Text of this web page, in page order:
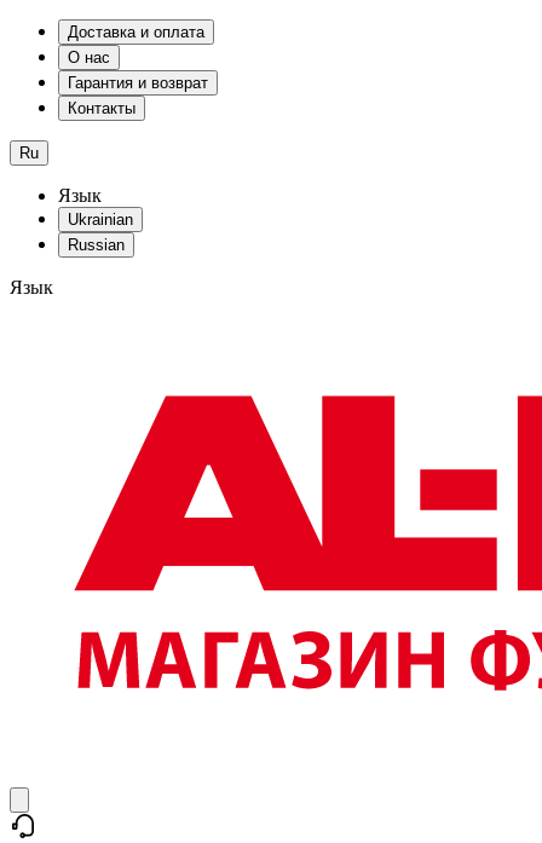
Доставка и оплата
О нас
Гарантия и возврат
Контакты
Ru
Язык
Ukrainian
Russian
Язык